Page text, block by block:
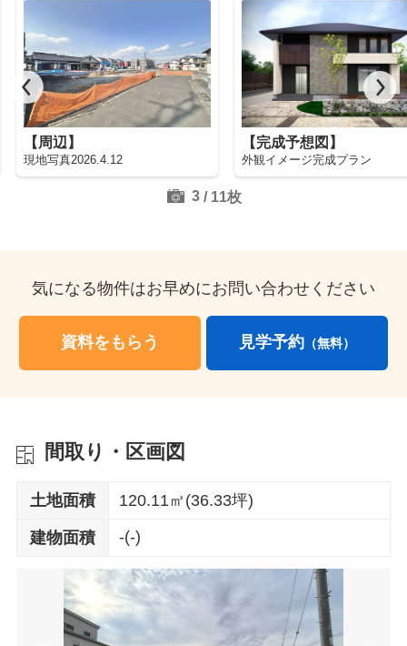
【周辺】
現地写真2026.4.12
【完成予想図】
外観イメージ完成プラン
3 / 11枚
気になる物件はお早めにお問い合わせください
資料をもらう 見学予約 （無料）
間取り・区画図
土地面積 120.11㎡(36.33坪)
建物面積 -(-)